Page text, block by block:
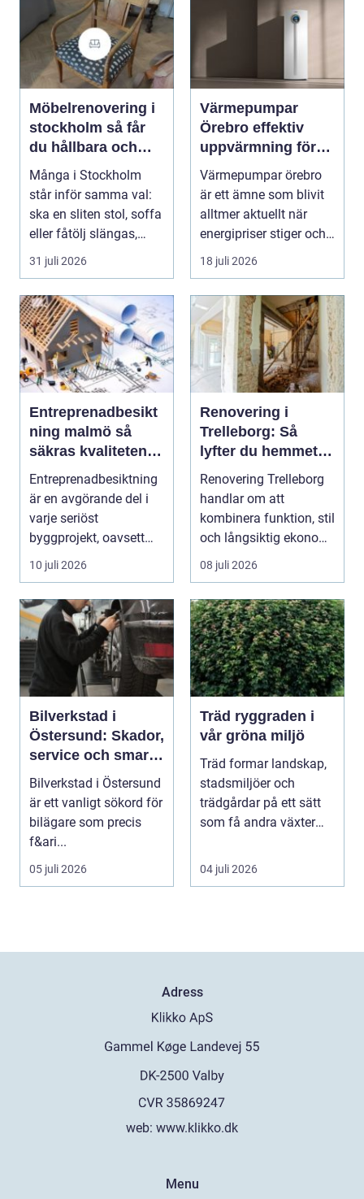
Möbelrenovering i
stockholm så får
du hållbara och
vackra möbler
Många i Stockholm
står inför samma val:
ska en sliten stol, soffa
eller fåtölj slängas,
säljas billi...
31 juli 2026
Värmepumpar
Örebro effektiv
uppvärmning för
hus och fastigheter
Värmepumpar örebro
är ett ämne som blivit
alltmer aktuellt när
energipriser stiger och
fler vill sän...
18 juli 2026
Entreprenadbesikt
ning malmö så
säkras kvaliteten i
byggprojekt
Entreprenadbesiktning
är en avgörande del i
varje seriöst
byggprojekt, oavsett
om det handlar om en
10 juli 2026
Renovering i
Trelleborg: Så
lyfter du hemmet
på ett smart sätt
Renovering Trelleborg
handlar om att
kombinera funktion, stil
och långsiktig ekonomi
i samma p...
08 juli 2026
Bilverkstad i
Östersund: Skador,
service och smarta
val för din bil
Bilverkstad i Östersund
är ett vanligt sökord för
bilägare som precis
f&ari...
05 juli 2026
Träd ryggraden i
vår gröna miljö
Träd formar landskap,
stadsmiljöer och
trädgårdar på ett sätt
som få andra växter
04 juli 2026
Adress
web: www.klikko.dk
Menu